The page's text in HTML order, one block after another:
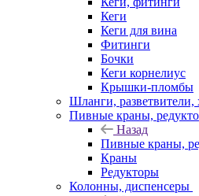
Кеги
Кеги для вина
Фитинги
Бочки
Кеги корнелиус
Крышки-пломбы
Шланги, разветвители,
Пивные краны,
Назад
Пивные краны,
Краны
Редукторы
Колонны, диспенсеры